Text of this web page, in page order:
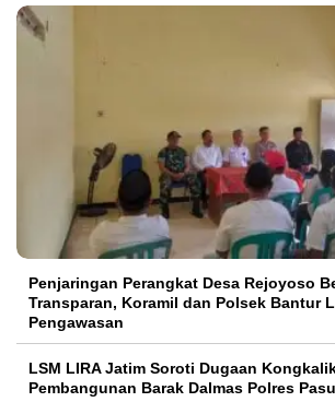
Penjaringan Perangkat Desa Rejoyoso
Transparan, Koramil dan Polsek Bantur
Pengawasan
LSM LIRA Jatim Soroti Dugaan
Pembangunan Barak Dalmas Polres